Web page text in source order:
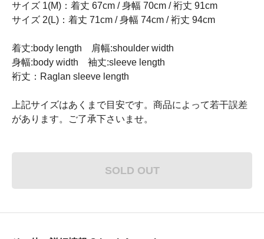
サイズ 1(M)：着丈 67cm / 身幅 70cm / 裄丈 91cm
サイズ 2(L)：着丈 71cm / 身幅 74cm / 裄丈 94cm
着丈:body length 肩幅:shoulder width
身幅:body width 袖丈:sleeve length
裄丈：Raglan sleeve length
上記サイズはあくまで目安です。商品によって若干誤差
があります。ご了承下さいませ。
SOLD OUT